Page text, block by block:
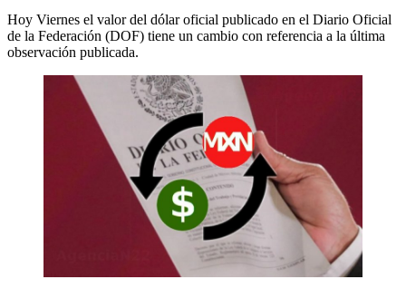
Hoy Viernes el valor del dólar oficial publicado en el Diario Oficial
de la Federación (DOF) tiene un cambio con referencia a la última
observación publicada.